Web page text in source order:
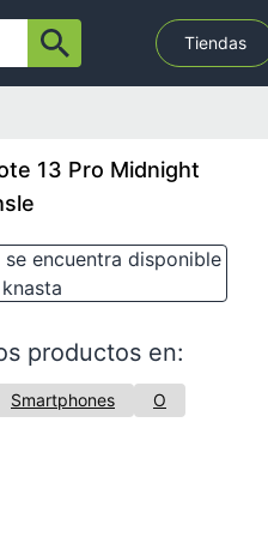
Tiendas
13 Pro Midnight
encuentra disponible
productos en:
Smartphones O